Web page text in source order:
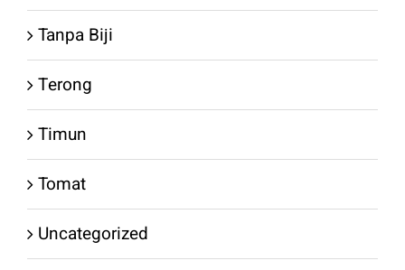
Tanpa Biji
Terong
Timun
Tomat
Uncategorized